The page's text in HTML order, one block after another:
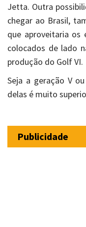
Jetta. Outra
chegar ao Brasil,
que aproveitaria os
colocados de lado
produção do Golf VI.
Seja a geração V
delas é muito
Publicidade